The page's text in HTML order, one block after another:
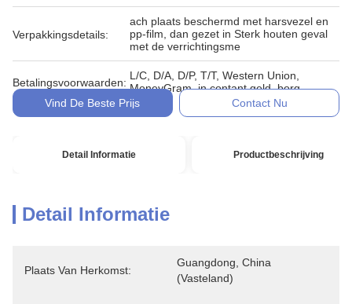
Verpakkingsdetails:
ach plaats beschermd met harsvezel en
pp-film, dan gezet in Sterk houten geval
met de verrichtingsme
Betalingsvoorwaarden:
L/C, D/A, D/P, T/T, Western Union,
MoneyGram, in contant geld, borg
Vind De Beste Prijs
Contact Nu
Detail Informatie Productbeschrijving
Detail Informatie
Plaats Van Herkomst:
Guangdong, China
(vasteland)